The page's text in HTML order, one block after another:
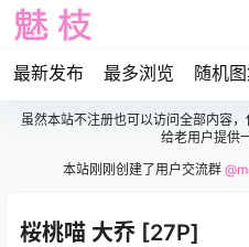
最新发布 最多浏览 随机
虽然本站不注册也可以访问全部内容，
给老用户提供
本站刚刚创建了用户交流群
桜桃喵 大乔 [27P]